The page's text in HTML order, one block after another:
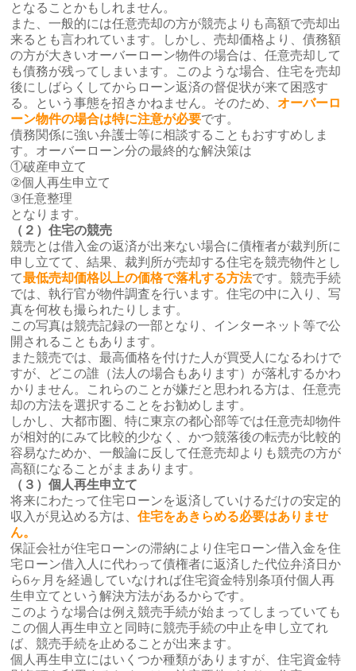
となることかもしれません。
また、一般的には任意売却の方が競売よりも高額で売却出
来るとも言われています。しかし、売却価格より、債務額
の方が大きいオーバーローン物件の場合は、任意売却して
も債務が残ってしまいます。このような場合、住宅を売却
後にしばらくしてからローン返済の督促状が来て困惑す
る。という事態を招きかねません。そのため、オーバーロ
ーン物件の場合は特に注意が必要です。
債務関係に強い弁護士等に相談することもおすすめしま
す。オーバーローン分の最終的な解決策は
①破産申立て
②個人再生申立て
③任意整理
となります。
（２）住宅の競売
競売とは借入金の返済が出来ない場合に債権者が裁判所に
申し立てて、結果、裁判所が売却する住宅を競売物件とし
て最低売却価格以上の価格で落札する方法です。競売手続
では、執行官が物件調査を行います。住宅の中に入り、写
真を何枚も撮られたりします。
この写真は競売記録の一部となり、インターネット等で公
開されることもあります。
また競売では、最高価格を付けた人が買受人になるわけで
すが、どこの誰（法人の場合もあります）が落札するかわ
かりません。これらのことが嫌だと思われる方は、任意売
却の方法を選択することをお勧めします。
しかし、大都市圏、特に東京の都心部等では任意売却物件
が相対的にみて比較的少なく、かつ競落後の転売が比較的
容易なためか、一般論に反して任意売却よりも競売の方が
高額になることがままあります。
（３）個人再生申立て
将来にわたって住宅ローンを返済していけるだけの安定的
収入が見込める方は、住宅をあきらめる必要はありませ
ん。
保証会社が住宅ローンの滞納により住宅ローン借入金を住
宅ローン借入人に代わって債権者に返済した代位弁済日か
ら6ヶ月を経過していなければ住宅資金特別条項付個人再
生申立てという解決方法があるからです。
このような場合は例え競売手続が始まってしまっていても
この個人再生申立と同時に競売手続の中止を申し立てれ
ば、競売手続を止めることが出来ます。
個人再生申立にはいくつか種類がありますが、住宅資金特